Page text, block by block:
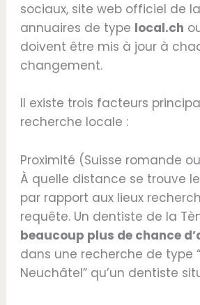
sociaux, site web officiel de
annuaires de type local.ch
doivent être mis à jour à
changement.
Il existe trois facteurs
recherche locale :
Proximité (Suisse romande
À quelle distance se trouve
par rapport aux lieux
requête. Un dentiste de la
beaucoup plus de chance
dans une recherche de type
Neuchâtel” qu’un dentiste